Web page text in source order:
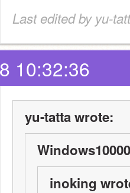
Last edited by yu-
10:32:36
yu-tatta wrote:
inoking